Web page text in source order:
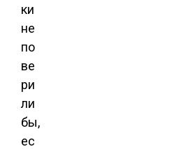
ки
не
по
ве
ри
ли
бы,
ес